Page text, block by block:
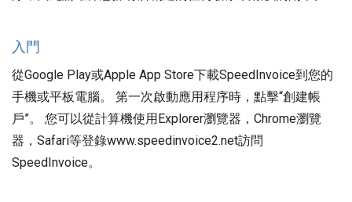
入門
從Google Play或Apple App Store下載SpeedInvoice到您的
手機或平板電腦。 第一次啟動應用程序時，點擊“創建帳
戶”。 您可以從計算機使用Explorer瀏覽器，Chrome瀏覽
器，Safari等登錄www.speedinvoice2.net訪問
SpeedInvoice。